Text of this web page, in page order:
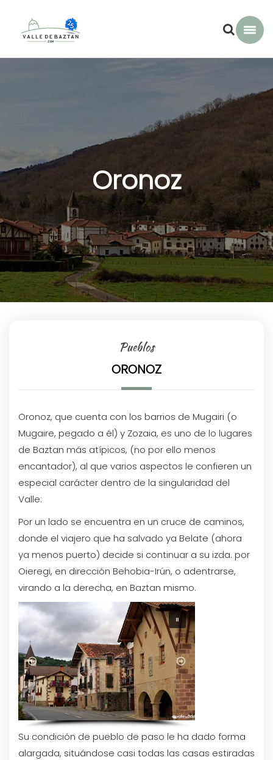
Oronoz
Pueblos
ORONOZ
Oronoz, que cuenta con los barrios de Mugairi (o
Mugaire, pegado a él) y Zozaia, es uno de lo lugares
de Baztan más atípicos, (no por ello menos
encantador), al que varios aspectos le confieren un
especial carácter dentro de la singularidad del
Valle:
Por un lado se encuentra en un cruce de caminos,
donde el viajero que ha salvado ya Belate (ahora
ya menos puerto) decide si continuar a su izda. por
Oieregi, en dirección Behobia-Irún, o adentrarse,
virando a la derecha, en Baztan mismo.
Su condición de pueblo de paso le ha dado forma
alargada, situándose casi todas las casas estiradas